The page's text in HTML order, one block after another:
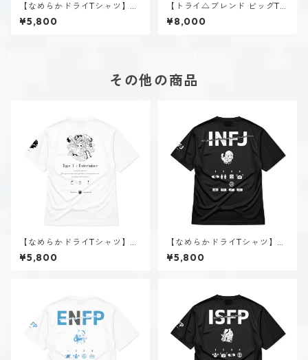
【なめらかドライTシャツ】春
風 陽菜（ESFP）｜ブラック
¥5,800
【トライ△ブレンド ビッグTシ
ャツ】春風 陽菜（ESFP）｜ヴ
ィンテージオフホワイト
¥8,000
その他の商品
【なめらかドライTシャツ】タ
イプ７-楽しむ人（ホーリー）
｜ホワイト
¥5,800
【なめらかドライTシャツ】神
道 いのり（INFJ）｜ブラック
¥5,800